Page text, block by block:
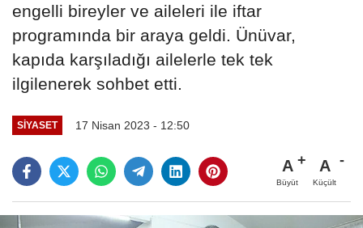
engelli bireyler ve aileleri ile iftar
programında bir araya geldi. Ünüvar,
kapıda karşıladığı ailelerle tek tek
ilgilenerek sohbet etti.
SIYASET 17 Nisan 2023 - 12:50
A
Büyüt
A
Küçült